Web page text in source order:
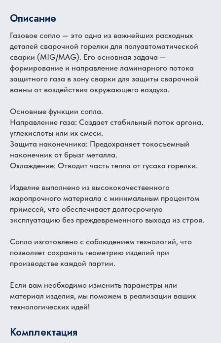
Описание
Газовое сопло — это одна из важнейших расходных
деталей сварочной горелки для полуавтоматической
сварки (MIG/MAG). Его основная задача —
формирование и направление ламинарного потока
защитного газа в зону сварки для защиты сварочной
ванны от воздействия окружающего воздуха.
Основные функции сопла.
Направление газа: Создает стабильный поток аргона,
углекислоты или их смеси.
Защита наконечника: Предохраняет токосъемный
наконечник от брызг металла.
Охлаждение: Отводит часть тепла от гусака горелки.
Изделие выполнено из высококачественного
жаропрочного материала с минимальным процентом
примесей, что обеспечивает долгосрочную
эксплуатацию без преждевременного выхода из строя.
Сопло изготовлено с соблюдением технологий, что
позволяет сохранять геометрию изделий при
производстве каждой партии.
Если вам необходимо изменить параметры или
материал изделия, мы поможем в реализации ваших
технологических идей!
Комплектация